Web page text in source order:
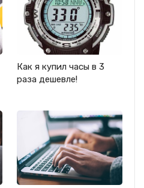
Как я купил часы в 3
раза дешевле!